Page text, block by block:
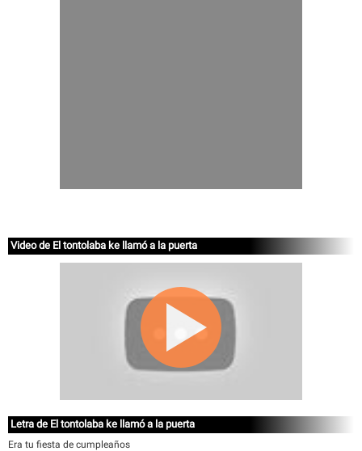
Video de El tontolaba ke llamó a la puerta
Letra de El tontolaba ke llamó a la puerta
Era tu fiesta de cumpleaños